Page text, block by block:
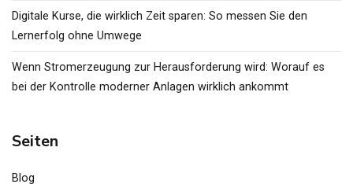
Digitale Kurse, die wirklich Zeit sparen: So messen Sie den
Lernerfolg ohne Umwege
Wenn Stromerzeugung zur Herausforderung wird: Worauf es
bei der Kontrolle moderner Anlagen wirklich ankommt
Seiten
Blog